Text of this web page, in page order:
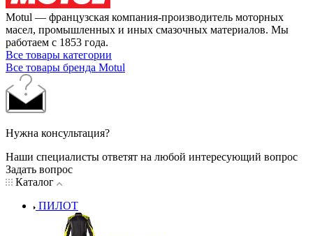
Motul — французская компания-производитель моторных
масел, промышленных и иных смазочных материалов. Мы
работаем с 1853 года.
Все товары категории
Все товары бренда Motul
Нужна консультация?
Наши специалисты ответят на любой интересующий вопрос
Задать вопрос
Каталог
ПИЛОТ